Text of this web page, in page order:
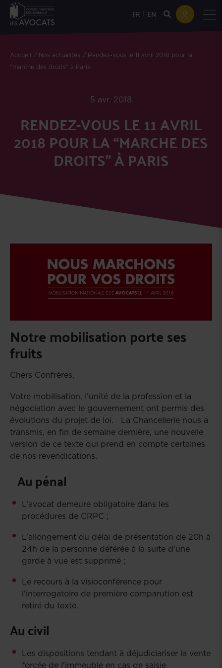
FR EN
Accueil Nos actualités
Rendez-vous le 11 avril 2018 pour la
“marche des droits” à Paris
5 avr. 2018
RENDEZ-VOUS LE 11 AVRIL
2018 POUR LA “MARCHE DES
DROITS” À PARIS
Notre mobilisation porte ses
fruits
Chers Confrères,
Votre mobilisation, l’unité de la profession et la
négociation avec le gouvernement ont permis des
évolutions du projet de loi. La Chancellerie nous a
transmis, en fin de semaine dernière, une nouvelle
version de ce texte qui prend en compte certaines
de nos revendications.
Au pénal
L’avocat demeure obligatoire dans les
procédures de CRPC ;
L’allongement du délai de présentation de 20h à
24h de la personne déférée à la suite d'une
garde à vue est supprimé ;
Le recours à la visioconférence pour
l'interrogatoire de première comparution est
retiré du texte.
Au civil
Les dispositions tendant à déjudiciariser la vente
forcée de l'immeuble en cas de saisie